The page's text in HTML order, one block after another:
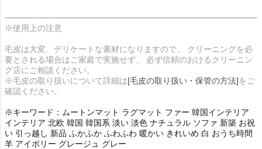
※使用上の注意
毛皮は大変、デリケートな素材になりますので、 クリーニングを必
要とされる場合はご家庭で実施せず、 必ず信頼のおけるクリーニン
グ店にご相談ください。
※毛皮の取り扱いについて詳細は[毛皮の取り扱い・保管の方法]をご
確認ください。
※キーワード：ムートンマット ラグマット ファー 韓国インテリア
インテリア 北欧 韓国 韓国系 淡い 淡色 ナチュラル ソファ 新築 お祝
い 引っ越し 新品 ふかふか ふわふわ 暖かい きれいめ 白 おうち時間
羊 アイボリー グレージュ グレー